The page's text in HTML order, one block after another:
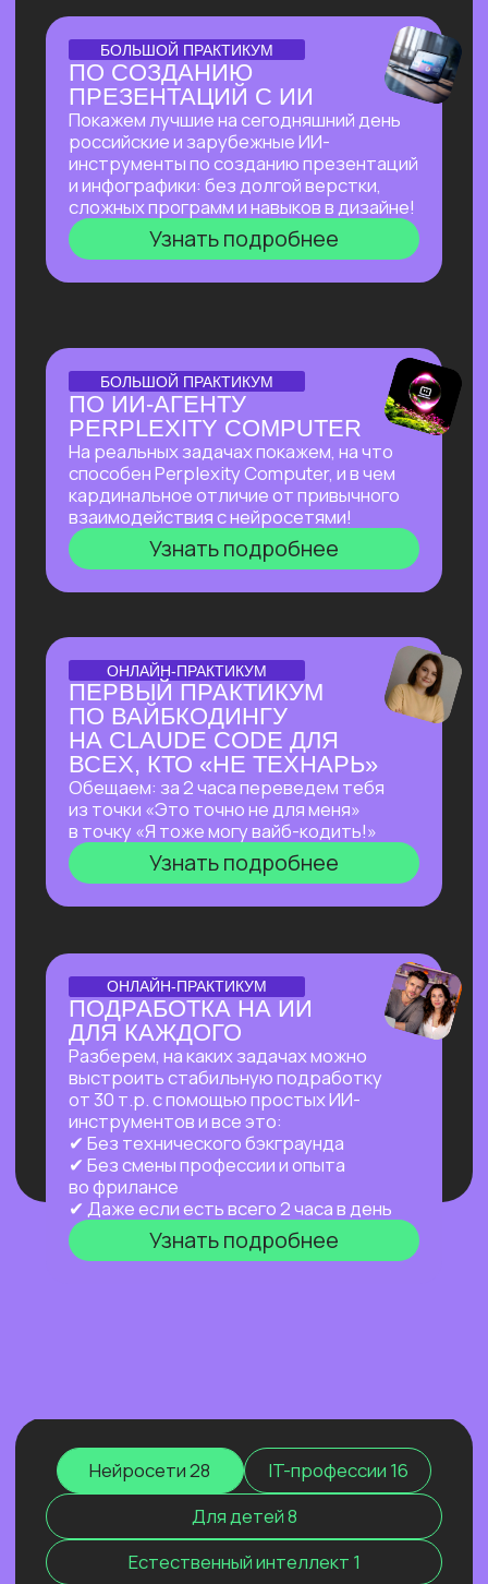
КАК ЗАПУСТИТЬ СТАРТАП
В 2026 БЕЗ КОМАНДЫ
И БЮДЖЕТА, НАНЯВ
НА РАБОТУ ИИ?
Расскажем, как изменился подход
к запуску стартапов с ИИ, что нужно для
успеха, и поделимся успешным опытом
Зерокодера — как из идеи вырос
многомиллионный бизнес, и как нам
удавалось привлекать инвестиции
даже в самое турбулентное время
Узнать подробнее
ПО ВИЗУАЛЬНОЙ
АВТОМАТИЗАЦИИ НА N8N
Расскажем всепро сверхпопулярный
инструмент, бесплатно и без каких-
либо проблем работающий в РФ.
Соберем видео-контент-завод
с помощью n8n и Veo 3, который
в режиме реального времени
создаеттрендовые видео на основе
текстового описания.
Узнать подробнее
ЛЕКЦИЯ, КОТОРАЯ
ПЕРЕВЕРНЕТ ВАШЕ
ПРЕДСТАВЛЕНИЕ
О ЗАРАБОТКЕ НА ИИ
Как делать на ИИ больше, чем
программисты
без программирования?
И перейти от «пробую
возможности ИИ» к «делаю на ИИ 500к+
и имею очередь из клиентов»
Узнать подробнее
ОТКРЫТЫЙ РАЗБОР С КЕЙСАМИ
АВТОНОМНОГО
ВОЗМОЖНЫХ НА СЕГОДНЯ?
Покажем в прямом эфире, на что
способен OpenClaw — ИИ-агент с 171
000+ звёзд на GitHub, который
не просто отвечает на запросы,
а работает за тебя в фоновом режиме
24/7 — пока ты спишь, едешь на работу
или путешествуешь.
Узнать подробнее
ПРАКТИКУМ
НОВЫЙ ПРАКТИКУМ
ПО OPENCLAW
Первый агент, который работает
Нейросети 28 IT-профессии 16